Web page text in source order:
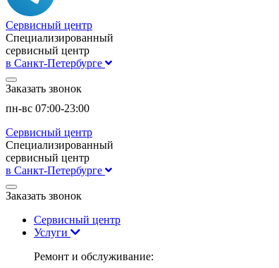
Сервисный центр
Специализированный
сервисный центр
в Санкт-Петербурге
Заказать звонок
пн-вс 07:00-23:00
Сервисный центр
Специализированный
сервисный центр
в Санкт-Петербурге
Заказать звонок
Сервисный центр
Услуги
Ремонт и обслуживание: